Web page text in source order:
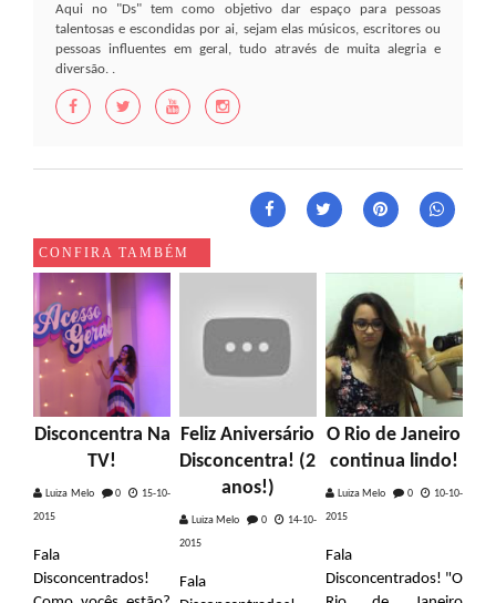
Aqui no "Ds" tem como objetivo dar espaço para pessoas
talentosas e escondidas por ai, sejam elas músicos, escritores ou
pessoas influentes em geral, tudo através de muita alegria e
diversão. .
CONFIRA TAMBÉM
Disconcentra Na
TV!
Luiza Melo 0
15-10-
2015
Fala
Disconcentrados!
Feliz Aniversário
Disconcentra! (2
anos!)
Luiza Melo 0
14-10-
2015
Fala
O Rio de Janeiro
continua lindo!
Luiza Melo 0
10-10-
2015
Fala
Disconcentrados! "O